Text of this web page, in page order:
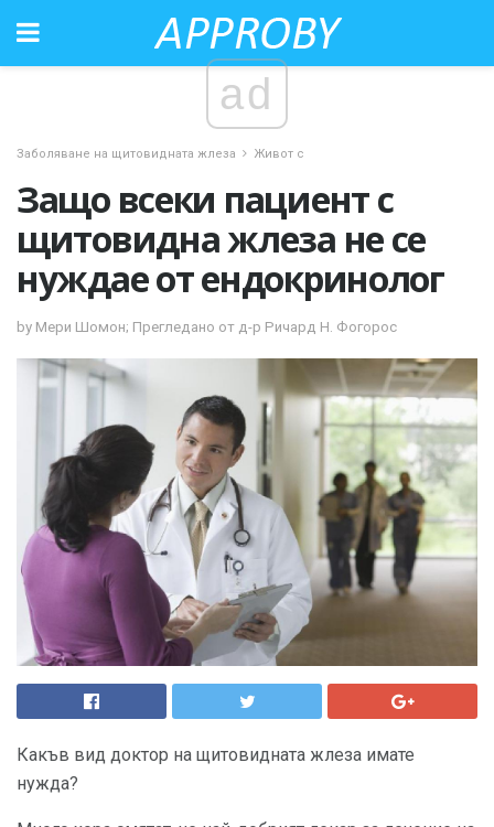
ad
Заболяване на щитовидната жлеза Живот с
Защо всеки пациент с
щитовидна жлеза не се
нуждае от ендокринолог
by Мери Шомон; Прегледано от д-р Ричард Н. Фогорос
Какъв вид доктор на щитовидната жлеза имате
нужда?